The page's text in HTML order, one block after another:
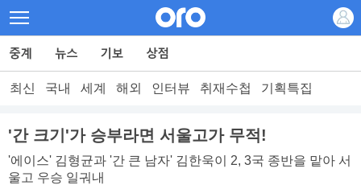
최신 국내 세계 해외 인터뷰 취재수첩 기획특집
'간 크기'가 승부라면 서울고가 무적!
'에이스' 김형균과 '간 큰 남자' 김한욱이 2, 3국 종반을 맡아 서
울고 우승 일궈내